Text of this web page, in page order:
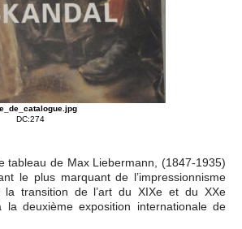
DC:274
tableau de Max Liebermann, (1847-1935)
le plus marquant de l’impressionnisme
la transition de l’art du XIXe et du XXe
deuxième exposition internationale de